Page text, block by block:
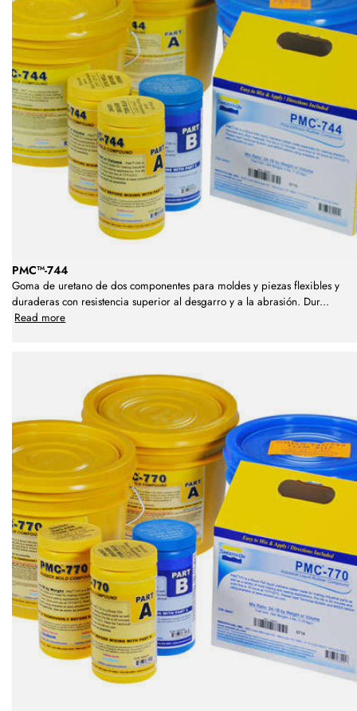
PMC™-744
Goma de uretano de dos componentes para moldes y piezas flexibles y
duraderas con resistencia superior al desgarro y a la abrasión. Dur...
Read more